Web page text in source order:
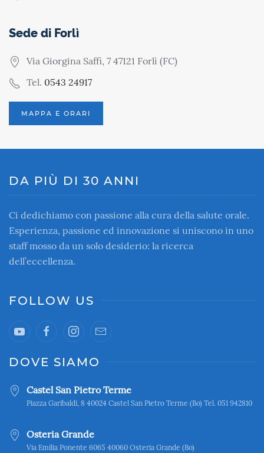
Sede di Forlì
Via Giorgina Saffi, 7 47121 Forlì (FC)
Tel. 0543 24917
MAPPA E ORARI
DA PIÙ DI 30 ANNI
Ci dedichiamo con passione alla cura della salute orale.
Esperienza, passione ed innovazione si uniscono in uno
staff mosso da un solo desiderio: la ricerca
dell’eccellenza.
FOLLOW US
DOVE SIAMO
Castel San Pietro Terme
Piazza Garibaldi, 8 40024 Castel San Pietro Terme (Bo) Tel. 051 942810
Osteria Grande
Via Emilia Ponente 6065 40060 Osteria Grande (Bo)